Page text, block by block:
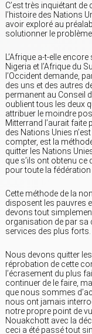
C’est très inquiétant
l’histoire des Nations
avoir exploré au
solutionner le problème.
L’Afrique a-t-elle
Nigeria et l’Afrique du
l’Occident demande,
des uns et des autres
permanent au Conseil
oublient tous les deux
attribuer le moindre
Mitterrand l’aurait faite
des Nations Unies
compter, est la
quitter les Nations
que s’ils ont obtenu
pour toute la
Cette méthode de la
disposent les pauvres
devons tout
organisation de par sa
services des plus forts.
Nous devons quitter
réprobation de cette
l’écrasement du plus
continuer de le faire,
que nous sommes
nous ont jamais
notre propre point de
Nouakchott avec la
ceci a été passé tout